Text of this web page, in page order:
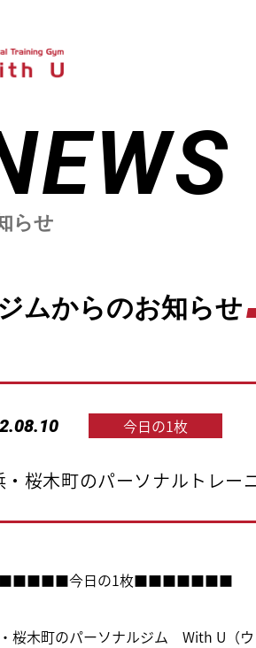
らせ
ムからのお知らせ
今日の1枚
・桜木町のパーソナルトレー
今日の1枚■■■■■■■
桜木町のパーソナルジム With U（ウ